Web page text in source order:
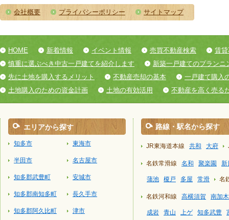
会社概要 プライバシーポリシー サイトマップ
HOME 新着情報 イベント情報 売買不動産検索
賃
慎重に選ぶべき中古一戸建てを紹介します
新築一戸建てのプランニ
先に土地を購入するメリット
不動産売却の基本
一戸建て購入
土地購入のための資金計画
土地の有効活用 不動産を高く売る
エリアから探す
知多市
半田市
知多郡武豊町
知多郡南知多町
知多郡阿久比町
東海市
名古屋市
安城市
長久手市
津市
路線・駅名から探す
JR東海道本線 共和 大府
名鉄常滑線 名和 聚楽園 新
蒲池 榎戸 多屋 常滑 名
名鉄河和線 高横須賀 南加
成岩 青山 上ゲ 知多武豊